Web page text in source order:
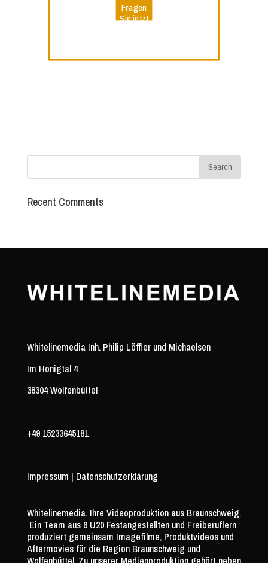
Fragen
Sie jetzt
Recent Comments
Whitelinemedia Inh. Philip Löffler und Michaelsen
Im Honigtal 4
38304 Wolfenbüttel
+49 15233645181
Impressum | Datenschutzerklärung
Whitelinemedia. Ihre Videoproduktion aus Braunschweig.
Ein Team aus 6 U20 Festangestellten und Freiberuflern
produziert gemeinsam Imagefilme, Produktvideos und
Aftermovies für die Region Braunschweig und